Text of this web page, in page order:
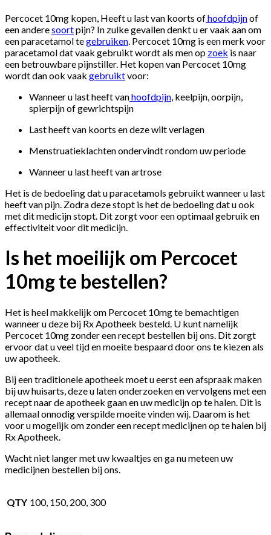
Percocet 10mg kopen, Heeft u last van koorts ofhoofdpijnof
een anderesoortpijn? In zulke gevallen denkt u er vaak aan om
een paracetamol tegebruiken . Percocet 10mg is een merk voor
paracetamol dat vaak gebruikt wordt als men op zoek is naar
een betrouwbare pijnstiller. Het kopen van Percocet 10mg
wordt dan ook vaak gebruiktvoor:
Wanneer u last heeft vanhoofdpijn , keelpijn, oorpijn,
spierpijn of gewrichtspijn
Last heeft van koorts en deze wilt verlagen
Menstruatieklachten ondervindt rondom uw periode
Wanneer u last heeft van artrose
Het is de bedoeling dat u paracetamols gebruikt wanneer u last
heeft van pijn. Zodra deze stopt is het de bedoeling dat u ook
met dit medicijn stopt. Dit zorgt voor een optimaal gebruik en
effectiviteit voor dit medicijn.
Is het moeilijk om Percocet
10mg te bestellen?
Het is heel makkelijk om Percocet 10mg te bemachtigen
wanneer u deze bij Rx Apotheek besteld. U kunt namelijk
Percocet 10mg zonder een recept bestellen bij ons. Dit zorgt
ervoor dat u veel tijd en moeite bespaard door ons te kiezen als
uw apotheek.
Bij een traditionele apotheek moet u eerst een afspraak maken
bij uw huisarts, deze u laten onderzoeken en vervolgens met een
recept naar de apotheek gaan en uw medicijn op te halen. Dit is
allemaal onnodig verspilde moeite vinden wij. Daarom is het
voor u mogelijk om zonder een recept medicijnen op te halen bij
Rx Apotheek.
Wacht niet langer met uw kwaaltjes en ga nu meteen uw
medicijnen bestellen bij ons.
QTY 100, 150, 200, 300